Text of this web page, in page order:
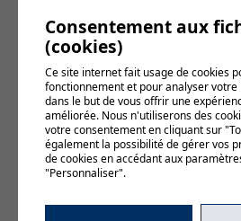
Consentement aux
(cookies)
Ce site internet fait usage de cookies
fonctionnement et pour analyser
dans le but de vous offrir une
améliorée. Nous n'utiliserons des
votre consentement en cliquant sur
également la possibilité de gérer vos
de cookies en accédant aux
"Personnaliser".